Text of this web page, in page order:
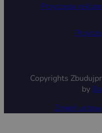
Przyczepa
Copyrights
by
Zmień